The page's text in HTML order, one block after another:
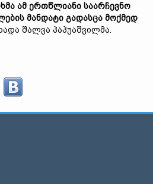
ამ ერთწლიანი საარჩევნო
მანდატი გადასცა მოქმედ
შალვა პაპუაშვილმა.